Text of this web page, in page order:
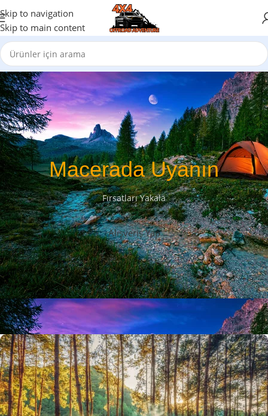
Skip to navigation
Skip to main content
Macerada Uyanın
Fırsatları Yakala
Alışveriş Yap